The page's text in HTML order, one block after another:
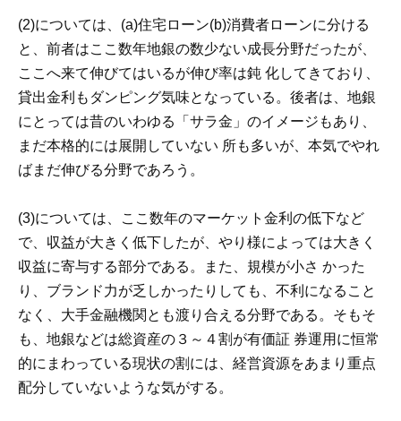
(2)については、(a)住宅ローン(b)消費者ローンに分ける
と、前者はここ数年地銀の数少ない成長分野だったが、
ここへ来て伸びてはいるが伸び率は鈍 化してきており、
貸出金利もダンピング気味となっている。後者は、地銀
にとっては昔のいわゆる「サラ金」のイメージもあり、
まだ本格的には展開していない 所も多いが、本気でやれ
ばまだ伸びる分野であろう。
(3)については、ここ数年のマーケット金利の低下など
で、収益が大きく低下したが、やり様によっては大きく
収益に寄与する部分である。また、規模が小さ かった
り、ブランド力が乏しかったりしても、不利になること
なく、大手金融機関とも渡り合える分野である。そもそ
も、地銀などは総資産の３～４割が有価証 券運用に恒常
的にまわっている現状の割には、経営資源をあまり重点
配分していないような気がする。